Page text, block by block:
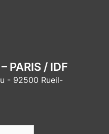
PARIS / IDF
- 92500 Rueil-